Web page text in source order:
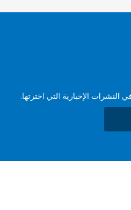
النشرات الإخبارية التي اخترتها.